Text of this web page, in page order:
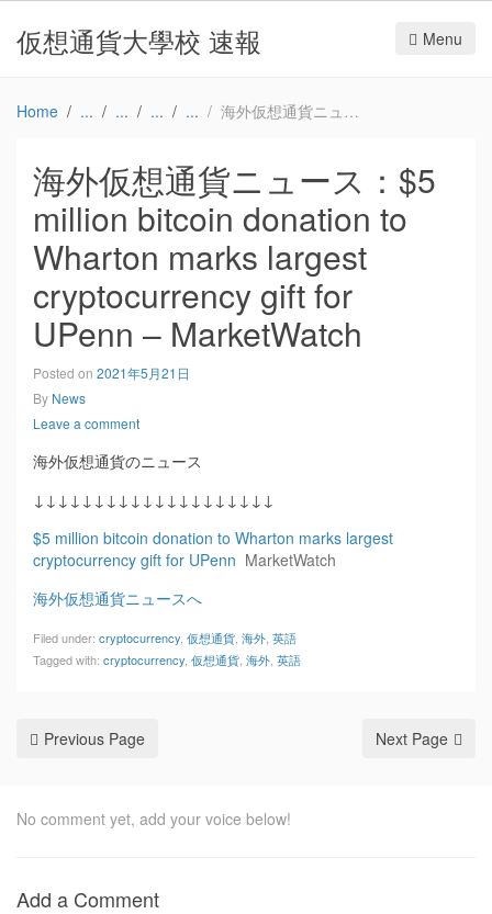
仮想通貨大學校 速報 Menu
Home 海外仮想通貨ニュース：$5 million bitcoin donation to Wharton marks largest cryptocurrency gift for UPenn – MarketWatch
海外仮想通貨ニュース：$5
million bitcoin donation to
Wharton marks largest
cryptocurrency gift for
UPenn – MarketWatch
Posted on 2021年5月21日
By News
Leave a comment
海外仮想通貨のニュース
↓↓↓↓↓↓↓↓↓↓↓↓↓↓↓↓↓↓↓↓
$5 million bitcoin donation to Wharton marks largest
cryptocurrency gift for UPenn MarketWatch
海外仮想通貨ニュースへ
Filed under: cryptocurrency 仮想通貨 海外 英語
Tagged with: cryptocurrency 仮想通貨 海外 英語
Previous Page Next Page
No comment yet, add your voice below!
Add a Comment